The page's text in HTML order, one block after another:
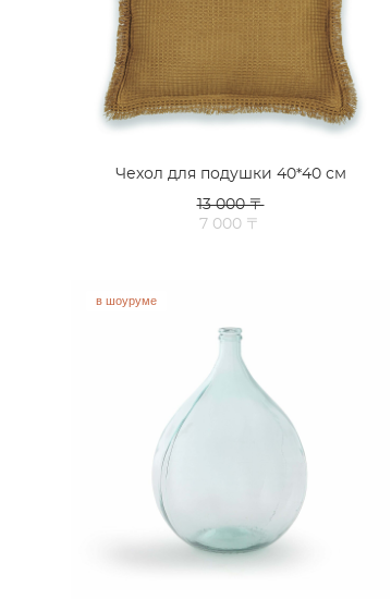
Чехол для подушки 40*40 см
13 000 〒
7 000 〒
в шоуруме